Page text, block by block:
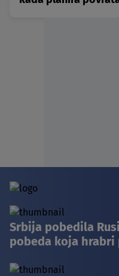
Srbija pobedila
pobeda koja hrabri